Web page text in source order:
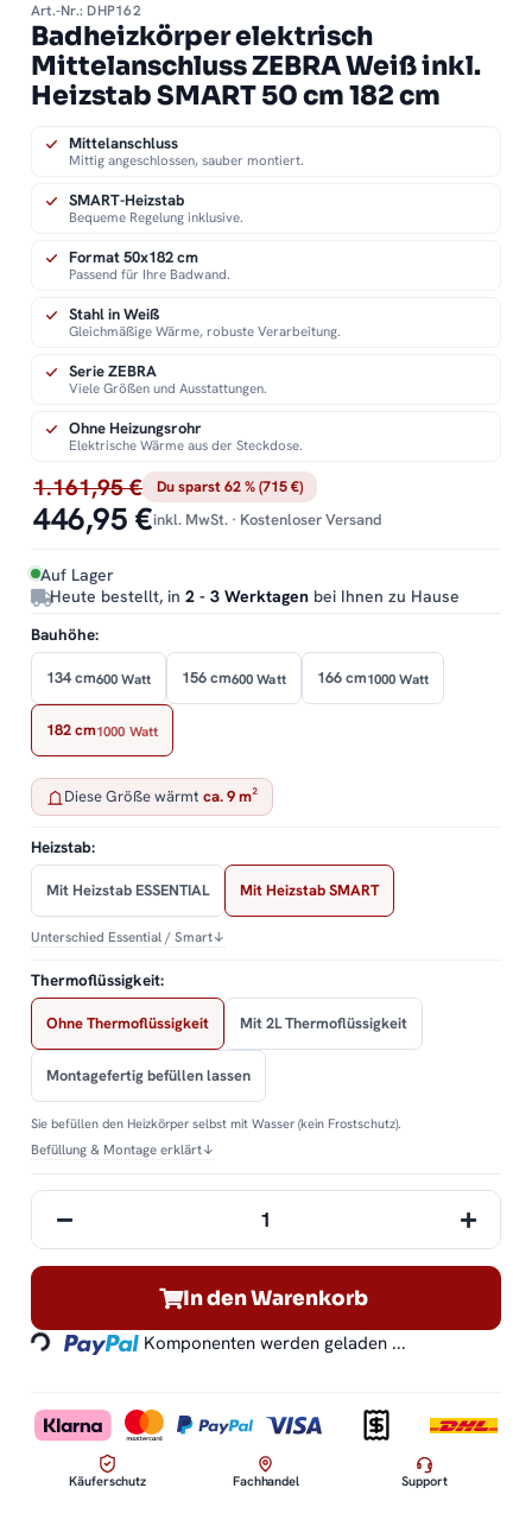
Art.-Nr.: DHP162
Badheizkörper elektrisch
Mittelanschluss ZEBRA Weiß inkl.
Heizstab SMART 50 cm 182 cm
1.161,95 € Du sparst 62 % (715 €)
446,95 €inkl. MwSt. · Kostenloser Versand
Auf Lager
Heute bestellt, in 2 - 3 Werktagen bei Ihnen zu Hause
Mittelanschluss
Mittig angeschlossen, sauber montiert.
SMART-Heizstab
Bequeme Regelung inklusive.
Format 50x182 cm
Passend für Ihre Badwand.
Stahl in Weiß
Gleichmäßige Wärme, robuste Verarbeitung.
Serie ZEBRA
Viele Größen und Ausstattungen.
Ohne Heizungsrohr
Elektrische Wärme aus der Steckdose.
Bauhöhe:
134 cm600 Watt 156 cm600 Watt 166 cm1000 Watt
182 cm1000 Watt
Diese Größe wärmt ca. 9 m²
Heizstab:
Mit Heizstab ESSENTIAL Mit Heizstab SMART
Unterschied Essential / Smart↓
Thermoflüssigkeit:
Ohne Thermoflüssigkeit Mit 2L Thermoflüssigkeit
Montagefertig befüllen lassen
Sie befüllen den Heizkörper selbst mit Wasser (kein Frostschutz).
Befüllung & Montage erklärt↓
In den Warenkorb
Loading... Komponenten werden geladen ...
Käuferschutz Fachhandel Support